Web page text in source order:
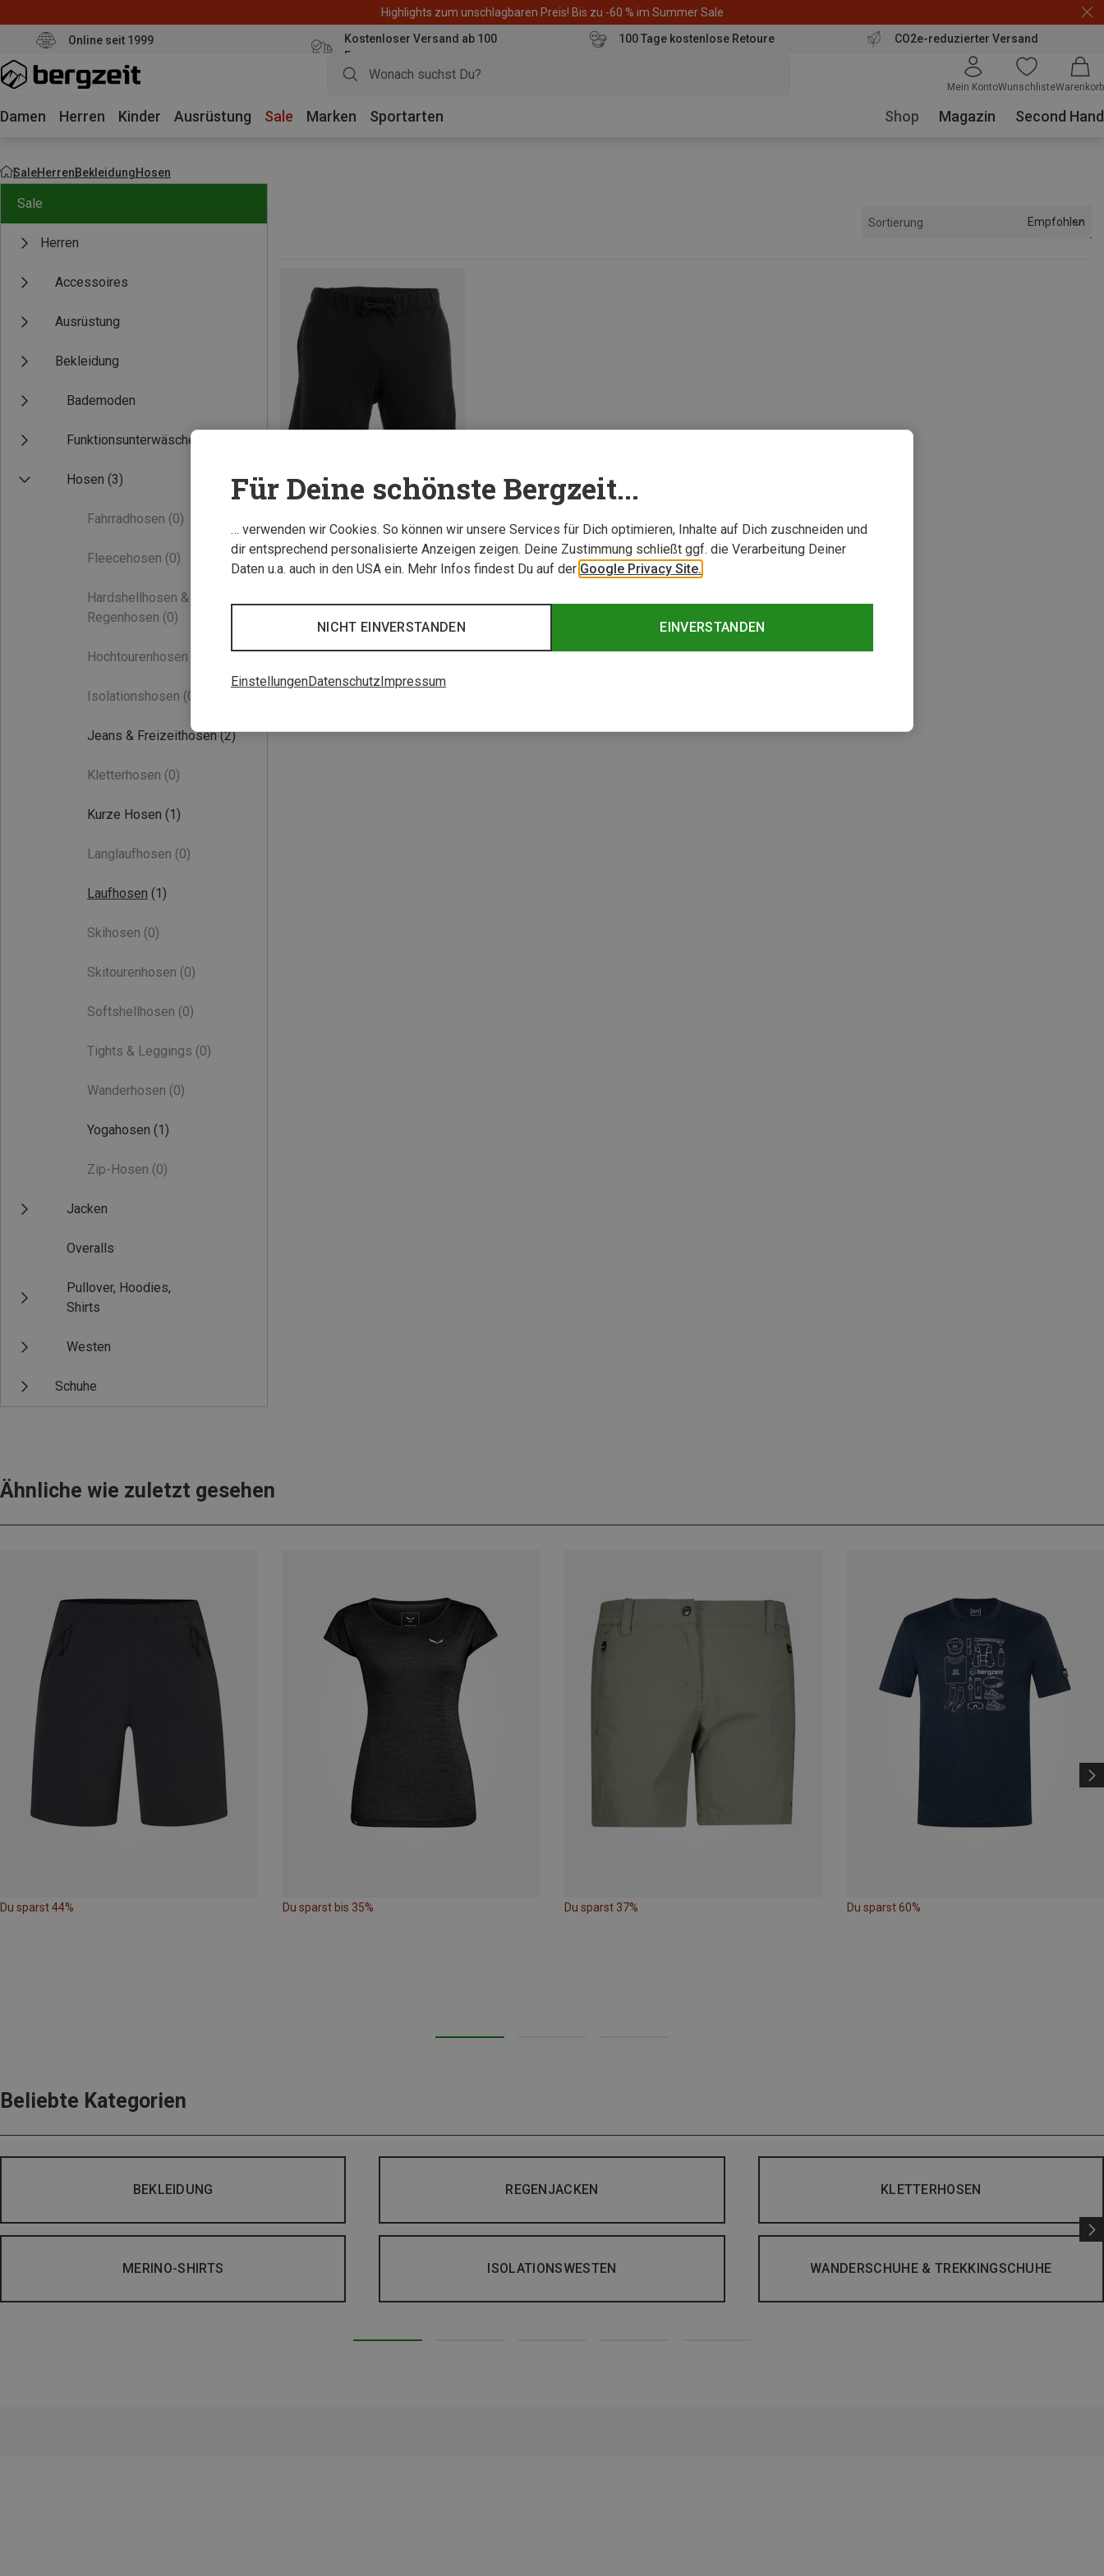
Highlights zum unschlagbaren Preis! Bis zu -60 % im Summer Sale
Online seit 1999
Kostenloser Versand ab 100
Euro
100 Tage kostenlose Retoure CO2e-reduzierter Versand
Mein KontoWunschlisteWarenkorb
Damen Herren Kinder Ausrüstung Sale Marken Sportarten Shop Magazin Second Hand
SaleHerrenBekleidungHosen
Sale
Herren
Accessoires
Ausrüstung
Bekleidung
Bademoden
Funktionsunterwäsche
Hosen (3)
Fahrradhosen (0)
Fleecehosen (0)
Hardshellhosen &
Regenhosen (0)
Hochtourenhosen
Isolationshosen (0)
Jeans & Freizeithosen (2)
Kletterhosen (0)
Kurze Hosen (1)
Langlaufhosen (0)
Laufhosen (1)
Skihosen (0)
Skitourenhosen (0)
Softshellhosen (0)
Tights & Leggings (0)
Wanderhosen (0)
Yogahosen (1)
Zip-Hosen (0)
Jacken
Overalls
Pullover, Hoodies,
Shirts
Westen
Schuhe
Sortierung Empfohlen
Du sparst 23%
Ähnliche wie zuletzt gesehen
Du sparst 44% Du sparst bis 35% Du sparst 37% Du sparst 60%
Beliebte Kategorien
BEKLEIDUNG REGENJACKEN KLETTERHOSEN
MERINO-SHIRTS ISOLATIONSWESTEN WANDERSCHUHE & TREKKINGSCHUHE
Für Deine schönste Bergzeit...
… verwenden wir Cookies. So können wir unsere Services für Dich optimieren, Inhalte auf Dich zuschneiden und
dir entsprechend personalisierte Anzeigen zeigen. Deine Zustimmung schließt ggf. die Verarbeitung Deiner
Daten u.a. auch in den USA ein. Mehr Infos findest Du auf der Google Privacy Site.
EINVERSTANDEN
NICHT EINVERSTANDEN
EinstellungenDatenschutzImpressum